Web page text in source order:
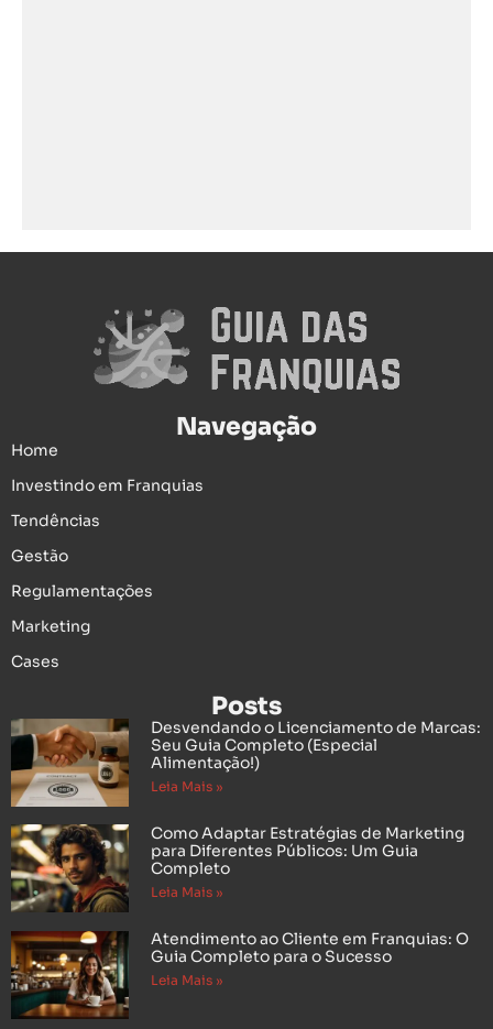
Navegação
Home
Investindo em Franquias
Tendências
Gestão
Regulamentações
Marketing
Cases
Posts
Desvendando o Licenciamento de Marcas:
Seu Guia Completo (Especial
Alimentação!)
Leia Mais »
Como Adaptar Estratégias de Marketing
para Diferentes Públicos: Um Guia
Completo
Leia Mais »
Atendimento ao Cliente em Franquias: O
Guia Completo para o Sucesso
Leia Mais »